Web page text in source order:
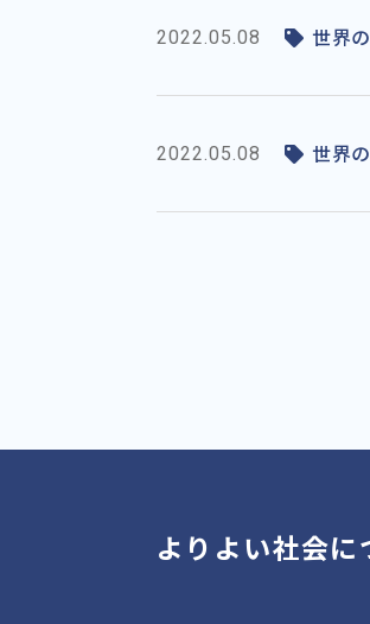
2022.05.08 世界
2022.05.08 世界
よりよい社会